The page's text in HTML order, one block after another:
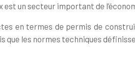
un secteur important de
en termes de permis de
que les normes techniques